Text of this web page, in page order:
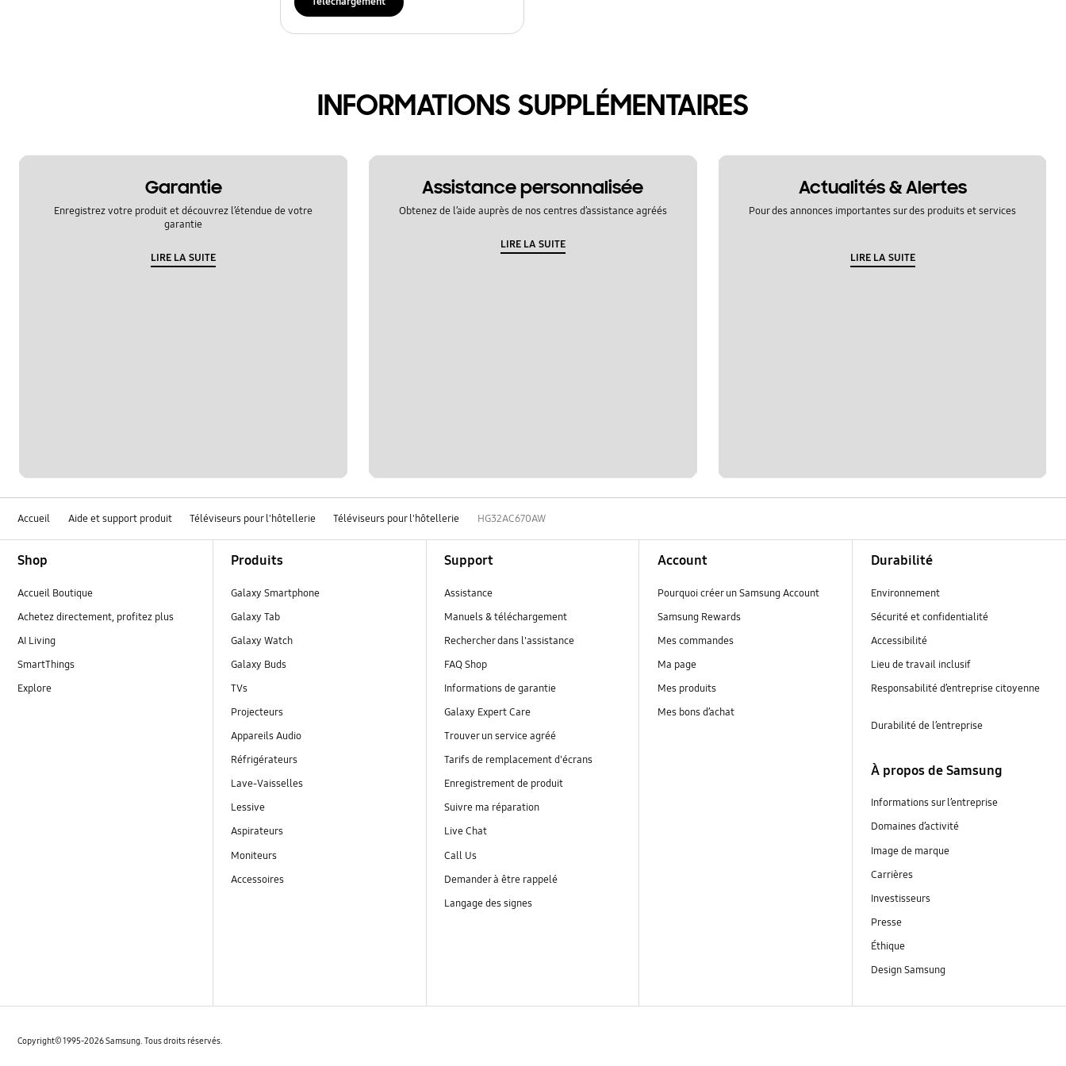
INFORMATIONS SUPPLÉMENTAIRES
Garantie
Enregistrez votre produit et découvrez l’étendue de votre
garantie
LIRE LA SUITE
Assistance personnalisée
Obtenez de l’aide auprès de nos centres d’assistance agréés
LIRE LA SUITE
Actualités & Alertes
Pour des annonces importantes sur des produits et services
LIRE LA SUITE
Accueil Aide et support produit Téléviseurs pour l'hôtellerie Téléviseurs pour l'hôtellerie HG32AC670AW
Shop
Accueil Boutique
Achetez directement, profitez plus
AI Living
SmartThings
Explore
Produits
Galaxy Smartphone
Galaxy Tab
Galaxy Watch
Galaxy Buds
TVs
Projecteurs
Appareils Audio
Réfrigérateurs
Lave-Vaisselles
Lessive
Aspirateurs
Moniteurs
Accessoires
Support
Assistance
Manuels & téléchargement
Rechercher dans l'assistance
FAQ Shop
Informations de garantie
Galaxy Expert Care
Trouver un service agréé
Tarifs de remplacement d'écrans
Enregistrement de produit
Suivre ma réparation
Live Chat
Call Us
Demander à être rappelé
Langage des signes
Account
Pourquoi créer un Samsung Account
Samsung Rewards
Mes commandes
Ma page
Mes produits
Mes bons d’achat
Durabilité
Environnement
Sécurité et confidentialité
Accessibilité
Lieu de travail inclusif
Responsabilité d’entreprise citoyenne
Durabilité de l’entreprise
À propos de Samsung
Informations sur l’entreprise
Domaines d’activité
Image de marque
Carrières
Investisseurs
Presse
Éthique
Design Samsung
Copyright© 1995-2026 Samsung. Tous droits réservés.